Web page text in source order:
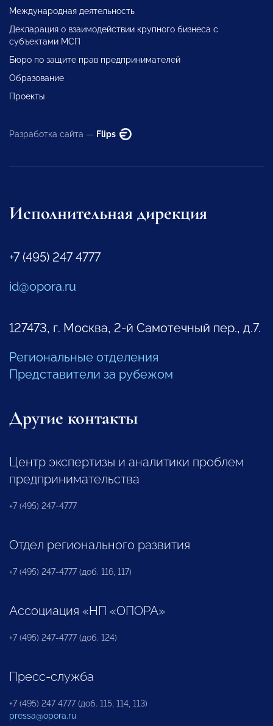
Международная деятельность
Декларация о взаимодействии крупного бизнеса с
субъектами МСП
Бюро по защите прав предпринимателей
Образование
Проекты
Разработка сайта — Flips
Исполнительная дирекция
+7 (495) 247 4777
id@opora.ru
127473, г. Москва, 2-й Самотечный пер., д.7.
Региональные отделения
Представители за рубежом
Другие контакты
Центр экспертизы и аналитики проблем
предпринимательства
+7 (495) 247-4777
Отдел регионального развития
+7 (495) 247-4777 (доб. 116, 117)
Ассоциация «НП «ОПОРА»
+7 (495) 247-4777 (доб. 124)
Пресс-служба
+7 (495) 247 4777 (доб. 115, 114, 113)
pressa@opora.ru